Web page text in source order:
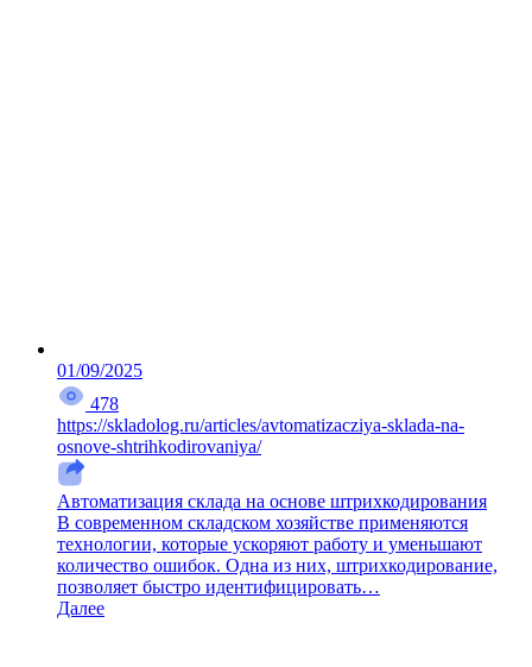
01/09/2025
478
https://skladolog.ru/articles/avtomatizacziya-sklada-na-
osnove-shtrihkodirovaniya/
Автоматизация склада на основе штрихкодирования
В современном складском хозяйстве применяются
технологии, которые ускоряют работу и уменьшают
количество ошибок. Одна из них, штрихкодирование,
позволяет быстро идентифицировать…
Далее